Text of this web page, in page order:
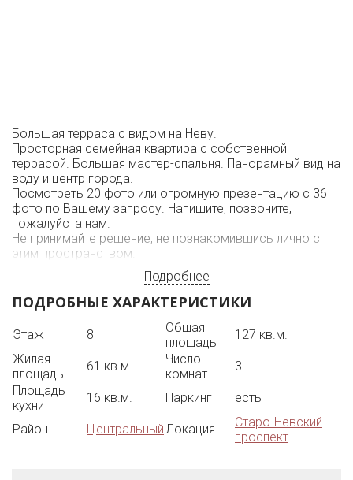
Большая терраса с видом на Неву.
Просторная семейная квартира с собственной
террасой. Большая мастер-спальня. Панорамный вид на
воду и центр города.
Посмотреть 20 фото или огромную презентацию с 36
фото по Вашему запросу. Напишите, позвоните,
пожалуйста нам.
Не принимайте решение, не познакомившись лично с
этим пространством.
Подробнее
ПОДРОБНЫЕ ХАРАКТЕРИСТИКИ
Этаж 8
Общая
площадь
127 кв.м.
Жилая
площадь
61 кв.м.
Число
комнат
3
Площадь
кухни
16 кв.м. Паркинг есть
Район Центральный Локация
Старо-Невский
проспект